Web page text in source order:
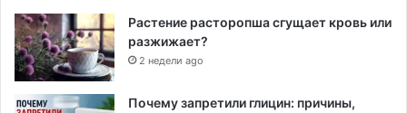
Растение расторопша сгущает кровь или
разжижает?
2 недели ago
Почему запретили глицин: причины,